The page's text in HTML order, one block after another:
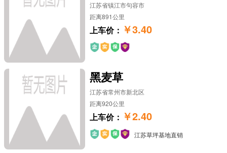
造型榆树 造型黑松
造型椤木石楠 造型金叶榆 造型龙柏
造型榔榆 造型五针松
江苏省镇江市句容市
距离891公里
上车价： ￥3.40
黑麦草
江苏省常州市新北区
距离920公里
上车价： ￥2.40
江苏草坪基地直销